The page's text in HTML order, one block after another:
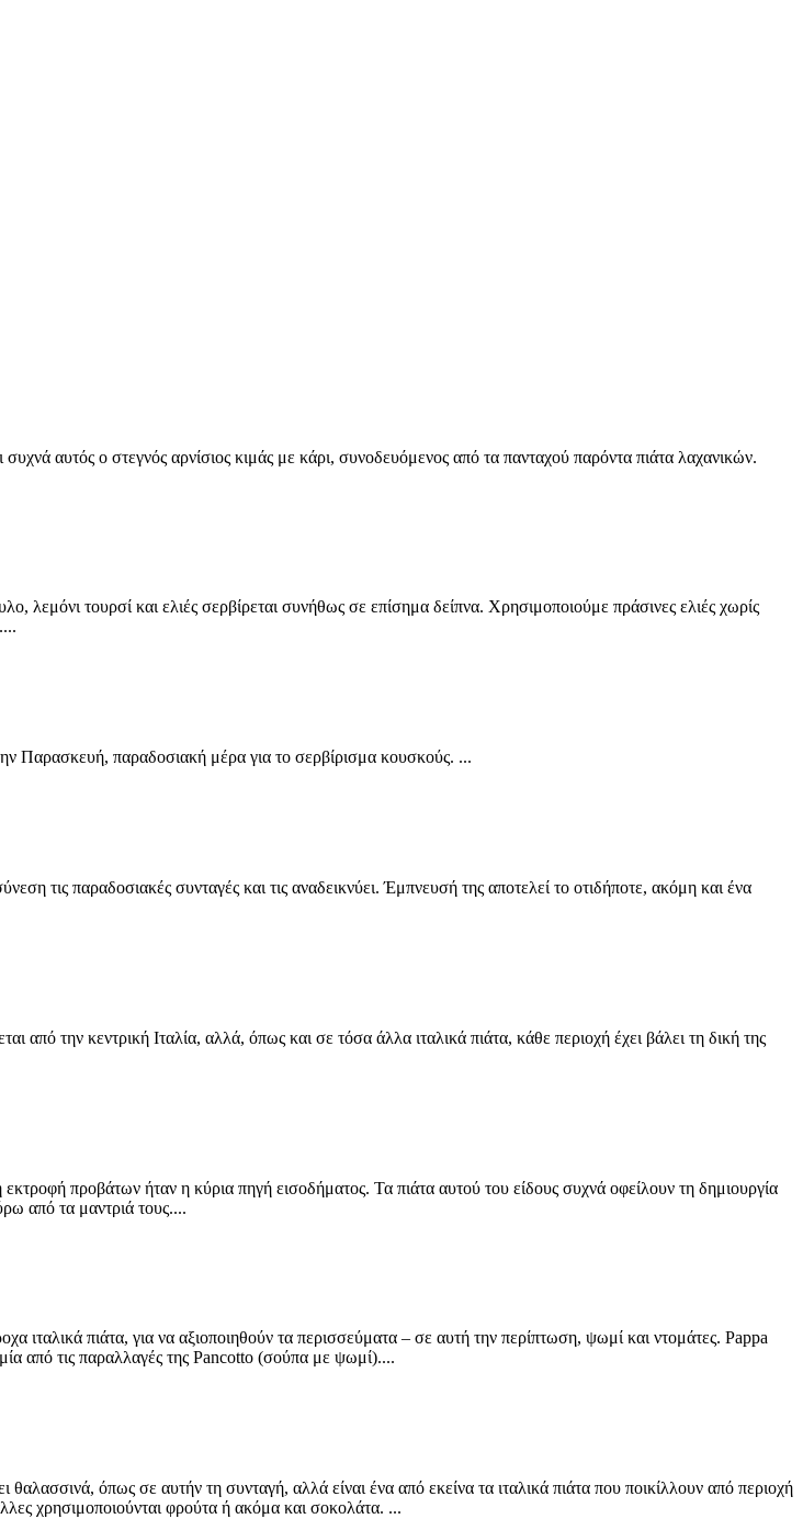
αυτός ο στεγνός αρνίσιος κιμάς με κάρι, συνοδευόμενος από τα πανταχού παρόντα πιάτα λαχανικών.
τουρσί και ελιές σερβίρεται συνήθως σε επίσημα δείπνα. Χρησιμοποιούμε πράσινες ελιές χωρίς
Παρασκευή, παραδοσιακή μέρα για το σερβίρισμα κουσκούς. ...
τις παραδοσιακές συνταγές και τις αναδεικνύει. Έμπνευσή της αποτελεί το οτιδήποτε, ακόμη και ένα
την κεντρική Ιταλία, αλλά, όπως και σε τόσα άλλα ιταλικά πιάτα, κάθε περιοχή έχει βάλει τη δική της
προβάτων ήταν η κύρια πηγή εισοδήματος. Τα πιάτα αυτού του είδους συχνά οφείλουν τη δημιουργία
από τα μαντριά τους....
πιάτα, για να αξιοποιηθούν τα περισσεύματα – σε αυτή την περίπτωση, ψωμί και ντομάτες. Pappa
από τις παραλλαγές της Pancotto (σούπα με ψωμί)....
όπως σε αυτήν τη συνταγή, αλλά είναι ένα από εκείνα τα ιταλικά πιάτα που ποικίλλουν από περιοχή
χρησιμοποιούνται φρούτα ή ακόμα και σοκολάτα. ...